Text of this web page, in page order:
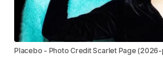
Placebo - Photo Credit Scarlet Page